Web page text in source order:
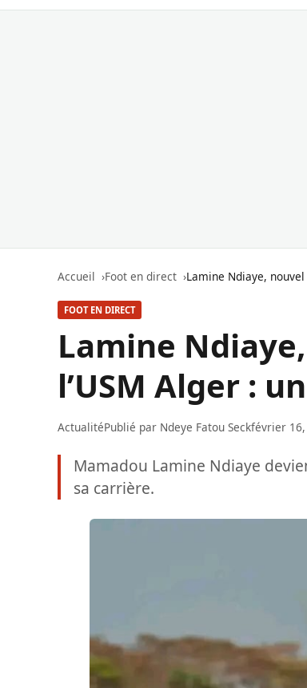
Accueil Foot en direct Lamine Ndiaye,
FOOT EN DIRECT
Lamine
l’USM Alger :
ActualitéPublié par Ndeye Fatou Seckfévrier 16,
Mamadou Lamine Ndiaye
sa carrière.